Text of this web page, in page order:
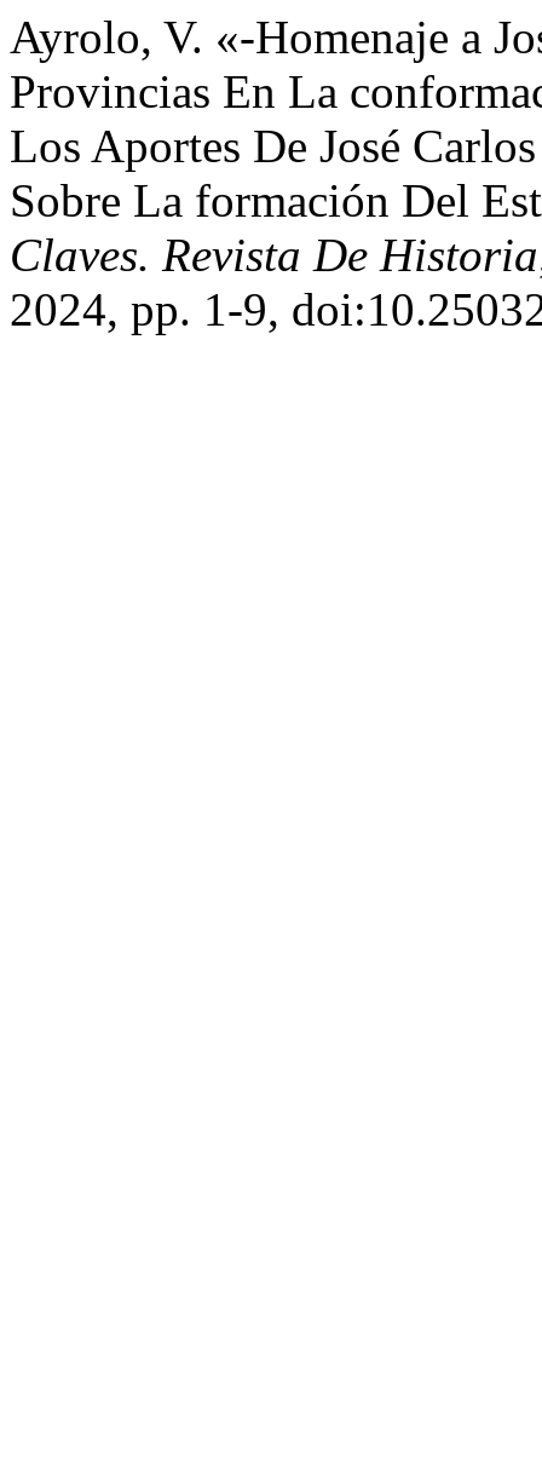
Ayrolo, V. «-Homenaje a
Provincias En La
Los Aportes De José
Sobre La formación Del
Claves. Revista De Historia
2024, pp. 1-9,